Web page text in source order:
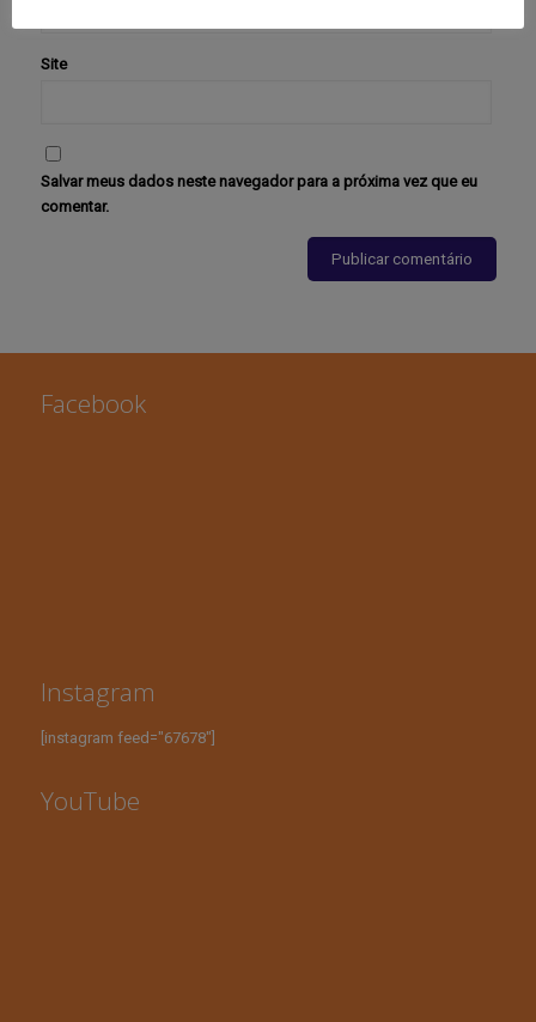
Site
Salvar meus dados neste navegador para a próxima vez que eu
comentar.
Facebook
Instagram
[instagram feed="67678"]
YouTube